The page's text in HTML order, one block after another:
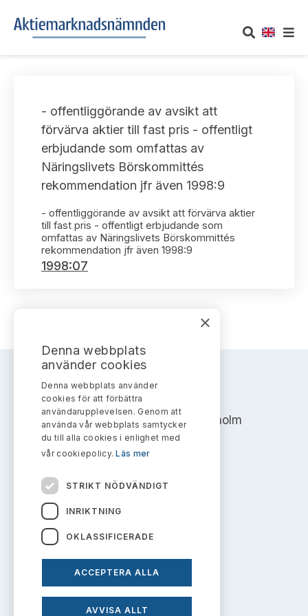
Om oss
Vårt uppdrag
Informationsgivning
Arbetssätt och jävsfrågor
Stadgar
Huvudmän
Verksamhetsberättelser
Publikationer och anföranden
UTTALANDEN
Om nämndens uttalanden
Framställningar och konsultation
Uttalanden sorterade efter publiceringsdatum
Samtliga uttalanden sorterade årsvis
Avgifter
Prenumerera
TAKEOVER-REGLER
handelsplattformar
Nyheter och pressmeddelanden
Prenumerera
KONTAKT
- offentliggörande av avsikt att
förvärva aktier till fast pris - offentligt
erbjudande som omfattas av
Näringslivets Börskommittés
rekommendation jfr även 1998:9
- offentliggörande av avsikt att förvärva aktier
till fast pris - offentligt erbjudande som
omfattas av Näringslivets Börskommittés
rekommendation jfr även 1998:9
1998:07
AKTIEMARKNADSNÄMNDEN
Address: Box 7354, 103 90 Stockholm
info@aktiemarknadsnamnden.se
Om innehållet
Om webbplatsen
×
Denna webbplats
använder cookies
Denna webbplats använder
cookies för att förbättra
användarupplevelsen. Genom att
använda vår webbplats samtycker
du till alla cookies i enlighet med
vår cookiepolicy.Läs mer
STRIKT NÖDVÄNDIGT
INRIKTNING
OKLASSIFICERADE
ACCEPTERA ALLA
AVVISA ALLT